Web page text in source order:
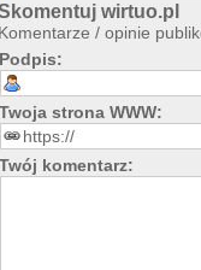
fotografii, szybko i
super
sferyczne, super efekt,
wirtuo.pl
Komentarze / opinie
Podpis:
Twoja strona WWW:
Twój komentarz: